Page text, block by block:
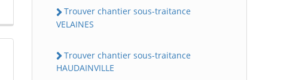
Trouver chantier sous-traitance
VELAINES
Trouver chantier sous-traitance
HAUDAINVILLE